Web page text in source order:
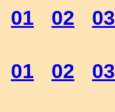
01 02 03
01 02 03